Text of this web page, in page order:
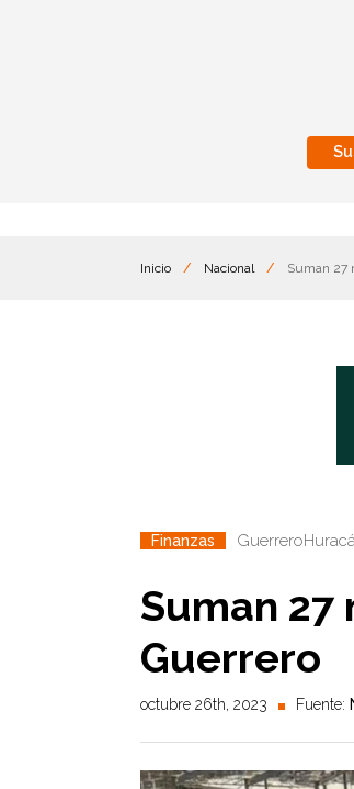
Inicio / Nacional / Suman 27
Finanzas Guerrero
Suman
Guerrero
octubre 26th, 2023 Fuente: